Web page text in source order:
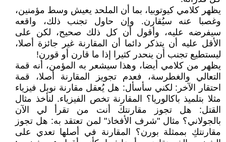
يظهر كلامي كيوتوبيا، بما أن الملحد يعيش وسط مؤمنين،
وغصبا عنه سيُقارن. وإن حاول تجنب ذلك، واقعه
سيفرضه عليه، وأقول أن كل ذلك صحيح، لكن على
الأقل عليه أن يتذكر دائما أن المقارنة غير جائزة أصلا،
ليستطيع تجنب أن ينحدر كثيرا إذا ما قارن أو قورن!
يظهر من كلامي أيضا، وهذا سيشعر به المؤمن، أنه قمة
التعالي والغطرسة، فعدم تجويز المقارنة أصلا، قمة
احتقار الآخر: لكني سأسأل: هل يُعقل مقارنة نوبل فيزياء
مثلا بتلميذ باكالوريا؟ المقارنة تخص الفيزياء. لنأخذ مثال
القتل: هل تجوز مقارنتكَ أنت من تقرأ لي الآن
بالجولاني؟ مثال "شرف الأفخاذ" لمن تعتقد به: هل تجوز
مقارنتكِ بممثلة بورن؟ المقارنة في أصلها تعدي على